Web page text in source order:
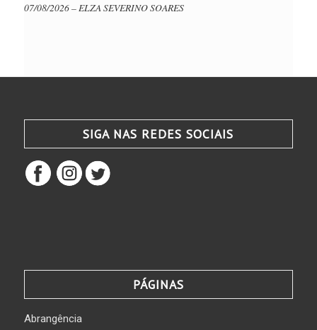
07/08/2026 – ELZA SEVERINO SOARES
SIGA NAS REDES SOCIAIS
PÁGINAS
Abrangência